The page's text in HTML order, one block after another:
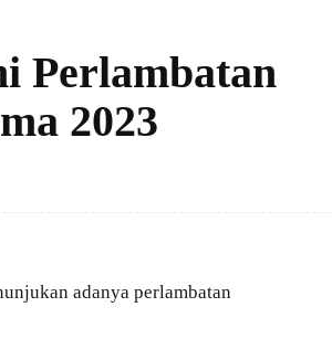
Perlambatan
2023
adanya perlambatan